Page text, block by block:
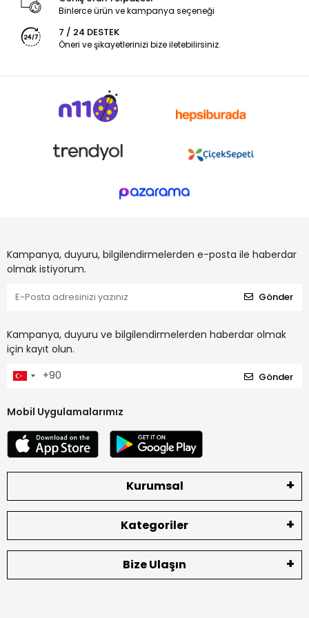
Binlerce ürün ve kampanya seçeneği
7 / 24 DESTEK
Öneri ve şikayetlerinizi bize iletebilirsiniz.
Kampanya, duyuru, bilgilendirmelerden e-posta ile haberdar
olmak istiyorum.
Gönder
Kampanya, duyuru ve bilgilendirmelerden haberdar olmak
için kayıt olun.
Gönder
Mobil Uygulamalarımız
Kurumsal
Kategoriler
Bize Ulaşın